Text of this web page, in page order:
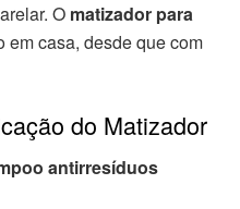
O matizador para
em casa, desde que com
do Matizador
antirresíduos